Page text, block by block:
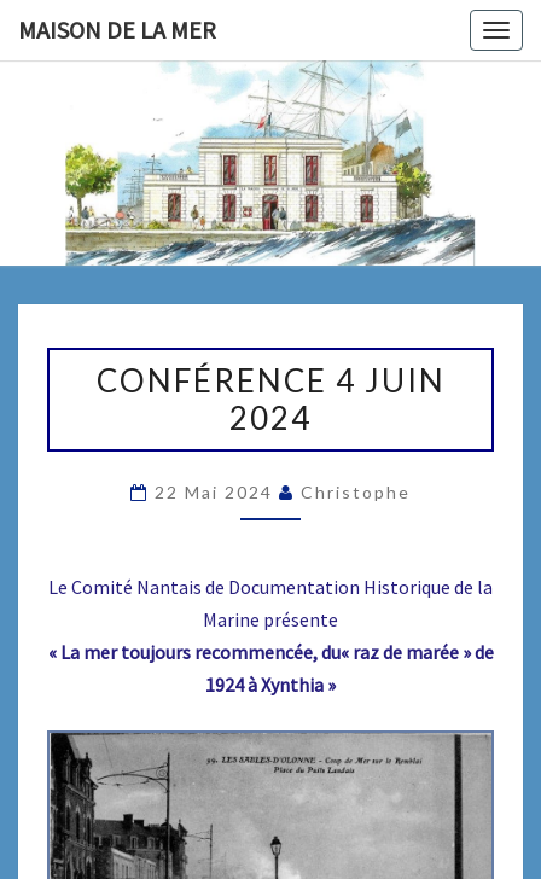
MAISON DE LA MER
MAISON
DE LA
MER
Le Site De
La
Fédération
Maritime
Nantes/ St
Nazaire
CONFÉRENCE 4 JUIN
2024
22 Mai 2024 Christophe
Le Comité Nantais de Documentation Historique de la
Marine présente
« La mer toujours recommencée, du« raz de marée » de
1924 à Xynthia »